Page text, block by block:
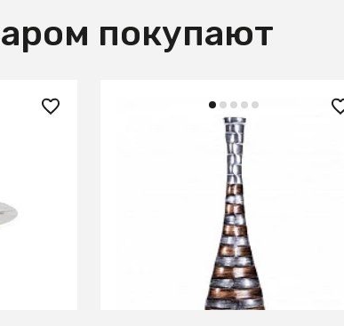
покупают
Ваза мет. высокая STRIPES
0.82x0.18x0.06м
В КОРЗИНУ